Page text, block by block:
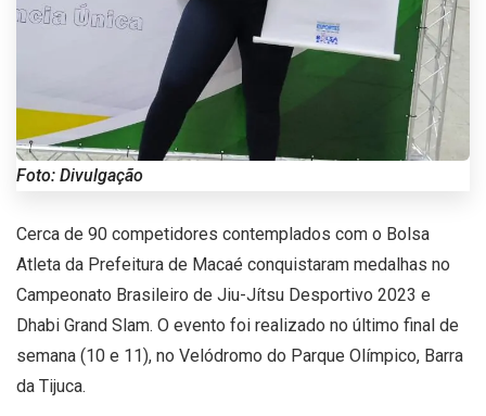
Foto: Divulgação
Cerca de 90 competidores contemplados com o Bolsa
Atleta da Prefeitura de Macaé conquistaram medalhas no
Campeonato Brasileiro de Jiu-Jítsu Desportivo 2023 e
Dhabi Grand Slam. O evento foi realizado no último final de
semana (10 e 11), no Velódromo do Parque Olímpico, Barra
da Tijuca.